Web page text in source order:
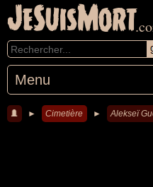
JeSuisMort
Menu
► Cimetière ► Alekseï